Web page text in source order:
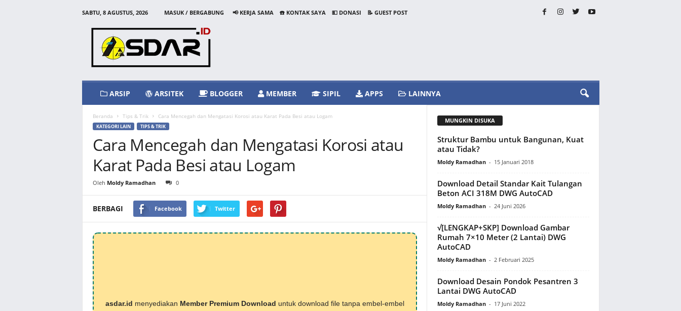
SABTU, 8 AGUSTUS, 2026 MASUK / BERGABUNG 📢 KERJA SAMA ☎️ KONTAK SAYA 💵 DONASI
📝 GUEST POST
ARSIP ARSITEK BLOGGER MEMBER SIPIL APPS LAINNYA
Beranda Tips & Trik Cara Mencegah dan Mengatasi Korosi atau Karat Pada Besi atau Logam
KATEGORI LAIN TIPS & TRIK
Cara Mencegah dan Mengatasi Korosi atau
Karat Pada Besi atau Logam
Oleh Moldy Ramadhan 0
BERBAGI Facebook Twitter
asdar.id menyediakan Member Premium Download untuk download file tanpa embel-embel
MUNGKIN DISUKA
Struktur Bambu untuk Bangunan, Kuat
atau Tidak?
Moldy Ramadhan - 15 Januari 2018
Download Detail Standar Kait Tulangan
Beton ACI 318M DWG AutoCAD
Moldy Ramadhan - 24 Juni 2026
√[LENGKAP+SKP] Download Gambar
Rumah 7×10 Meter (2 Lantai) DWG
AutoCAD
Moldy Ramadhan - 2 Februari 2025
Download Desain Pondok Pesantren 3
Lantai DWG AutoCAD
Moldy Ramadhan - 17 Juni 2022